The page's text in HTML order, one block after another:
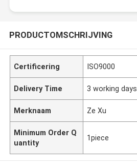
PRODUCTOMSCHRIJVING
Certificering ISO9000
Delivery Time 3 working days
Merknaam Ze Xu
Minimum Order Q
uantity
1piece